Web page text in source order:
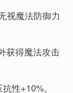
视魔法防御力
获得魔法攻击
性+10%。